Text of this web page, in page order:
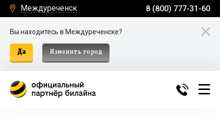
Междуреченск 8 (800) 777-31-60
Вы находитесь в Междуреченске?
Да Изменить город